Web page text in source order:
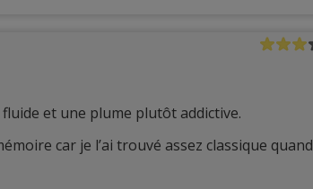
et une plume plutôt addictive.
car je l’ai trouvé assez classique quand